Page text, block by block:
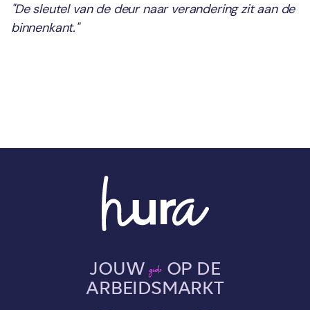
"De sleutel van de deur naar verandering zit aan de
binnenkant."
JOUWgidsOP DE
ARBEIDSMARKT